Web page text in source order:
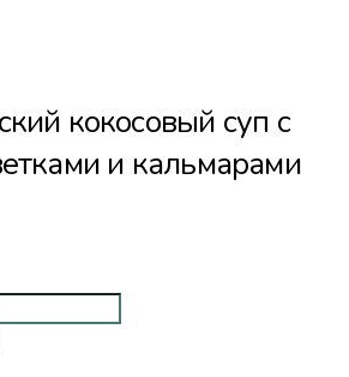
кокосовый суп с
и кальмарами